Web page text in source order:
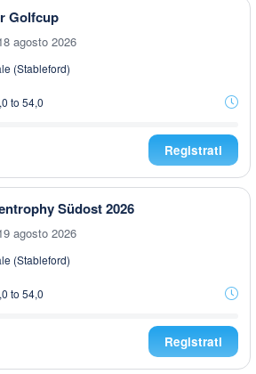
Golfcup
agosto 2026
(Stableford)
to 54,0
Registrati
Südost 2026
agosto 2026
(Stableford)
to 54,0
Registrati